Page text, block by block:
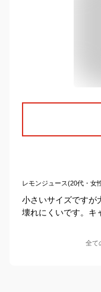
レモンジュース(20代・女
小さいサイズですが
壊れにくいです。キ
全て